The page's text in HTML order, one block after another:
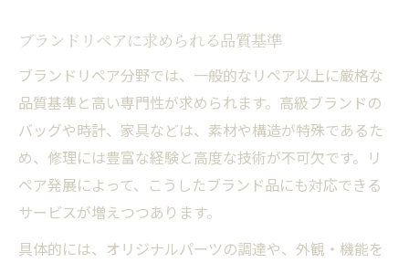
ブランドリペアに求められる品質基準
ブランドリペア分野では、一般的なリペア以上に厳格な
品質基準と高い専門性が求められます。高級ブランドの
バッグや時計、家具などは、素材や構造が特殊であるた
め、修理には豊富な経験と高度な技術が不可欠です。リ
ペア発展によって、こうしたブランド品にも対応できる
サービスが増えつつあります。
具体的には、オリジナルパーツの調達や、外観・機能を